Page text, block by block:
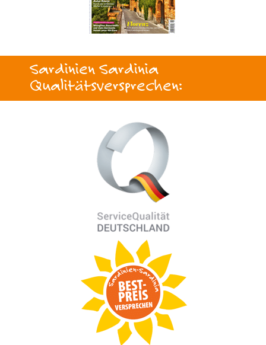
Sardinien Sardinia
Qualitätsversprechen: